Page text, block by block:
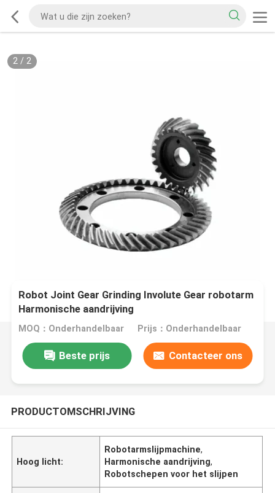
2/ 2
Robot Joint Gear Grinding Involute Gear robotarm
Harmonische aandrijving
MOQ：Onderhandelbaar Prijs：Onderhandelbaar
Beste prijs Contacteer ons
PRODUCTOMSCHRIJVING
Hoog licht:
Robotarmslijpmachine,
Harmonische aandrijving,
Robotschepen voor het slijpen